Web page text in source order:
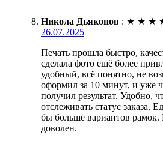
Никола Дьяконов : ★ ★ ★
26.07.2025
Печать прошла быстро,
сделала фото ещё более
удобный, всё понятно, не
оформил за 10 минут, и уже
получил результат. Удобно,
отслеживать статус заказа.
бы больше вариантов рамок.
доволен.